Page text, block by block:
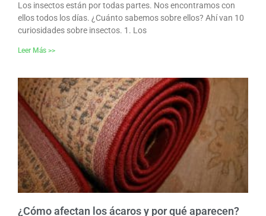
Los insectos están por todas partes. Nos encontramos con
ellos todos los días. ¿Cuánto sabemos sobre ellos? Ahí van 10
curiosidades sobre insectos. 1. Los
Leer Más >>
¿Cómo afectan los ácaros y por qué aparecen?